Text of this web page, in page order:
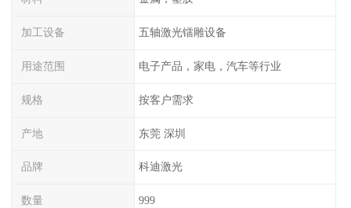
加工设备 五轴激光镭雕设备
用途范围 电子产品，家电，汽车等行业
规格 按客户需求
产地 东莞 深圳
品牌 科迪激光
数量 999